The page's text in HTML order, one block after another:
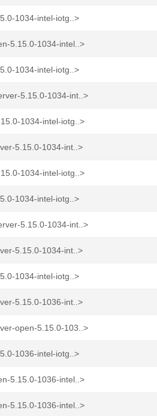
1034-intel-iotg..>
5.15.0-1034-intel..>
1034-intel-iotg..>
5.15.0-1034-int..>
1034-intel-iotg..>
5.15.0-1034-int..>
1034-intel-iotg..>
1034-intel-iotg..>
5.15.0-1034-int..>
5.15.0-1034-int..>
1034-intel-iotg..>
5.15.0-1036-int..>
open-5.15.0-103..>
1036-intel-iotg..>
5.15.0-1036-intel..>
5.15.0-1036-intel..>